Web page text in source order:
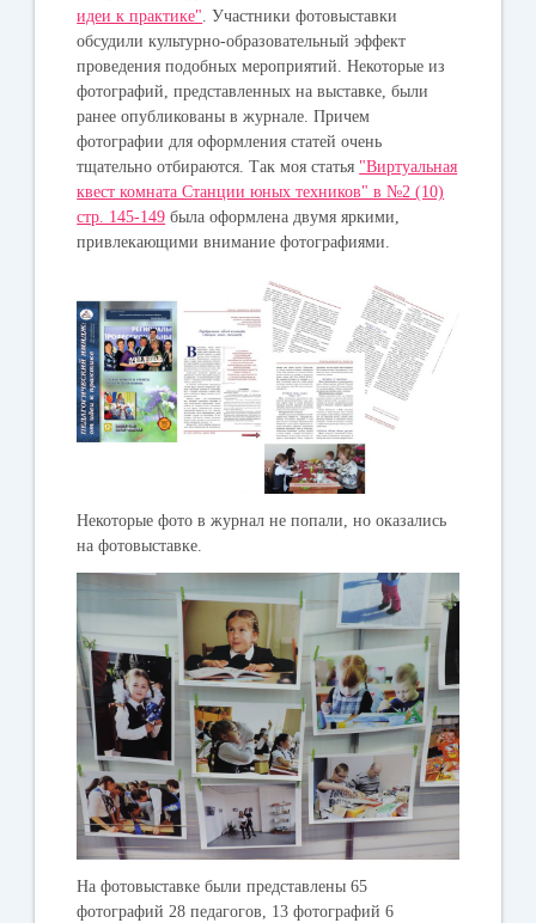
идеи к практике" . Участники фотовыставки
обсудили культурно-образовательный эффект
проведения подобных мероприятий. Некоторые из
фотографий, представленных на выставке, были
ранее опубликованы в журнале. Причем
фотографии для оформления статей очень
тщательно отбираются. Так моя статья "Виртуальная
квест комната Станции юных техников" в №2 (10)
стр. 145-149 была оформлена двумя яркими,
привлекающими внимание фотографиями.
Некоторые фото в журнал не попали, но оказались
на фотовыставке.
На фотовыставке были представлены 65
фотографий 28 педагогов, 13 фотографий 6